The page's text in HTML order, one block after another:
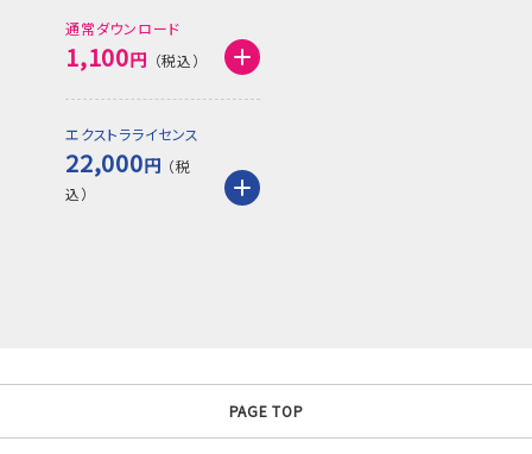
通常ダウンロード
1,100円
エクストラライセンス
22,000円
PAGE TOP